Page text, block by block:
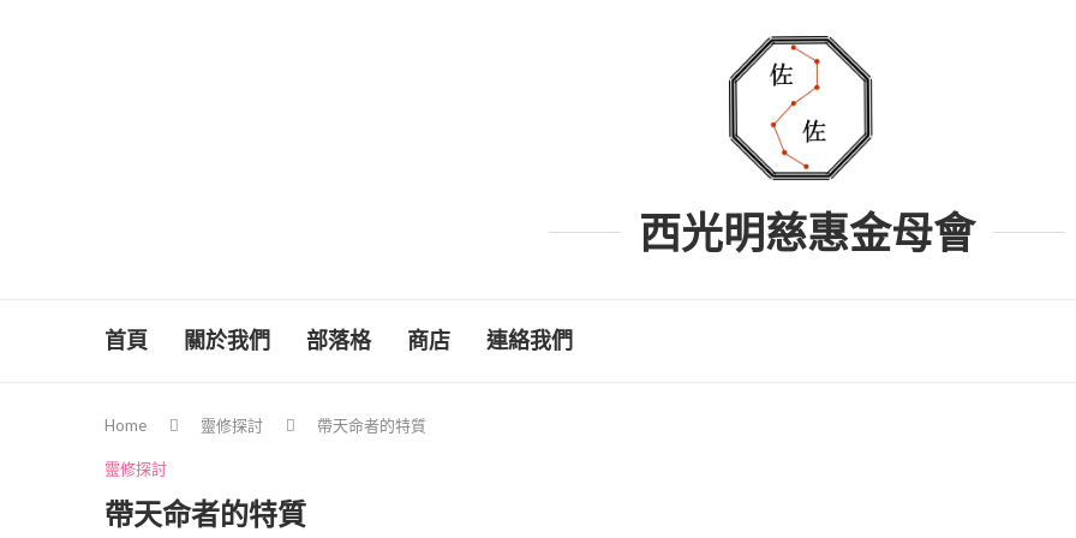
西光明慈惠金母會
首頁 關於我們 部落格 商店 連絡我們
Home 靈修探討 帶天命者的特質
靈修探討
帶天命者的特質